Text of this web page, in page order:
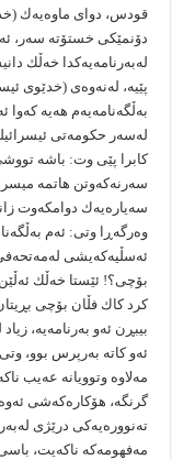
قودس، دواى ماوه‌یه‌ك
دۆنمێكى خستۆته‌ سه‌ر،
له‌به‌رنامه‌یه‌كدا خه‌ڵك
پێیه‌، له‌نه‌وه‌ى (خدێوى
به‌ڵگه‌نامه‌یه‌م هه‌یه‌ كه‌وا
له‌سه‌ر حكومه‌تى
كابرا پێى وت: باشه‌
سه‌رنه‌كه‌وتن هاتمه‌
سه‌یاره‌یه‌ك دوامكه‌وت
وه‌رگه‌ڕا وتى: ئه‌م
ئه‌سڵیه‌كه‌یشى له‌مه‌تحه‌فى
بۆچى؟! ئێستا خه‌ڵك
كرد كاك فڵان بۆچى
بیبڕن ئه‌و به‌رنامه‌یه‌،
ئه‌و كاته‌ به‌رپرس بوو،
مه‌لاوه‌ وتوویانه‌ عه‌یب
گرنگه‌، هۆكاره‌كه‌شى
ته‌نووره‌یه‌كى درێژى
مه‌فهومه‌كه‌ ناكه‌یت،